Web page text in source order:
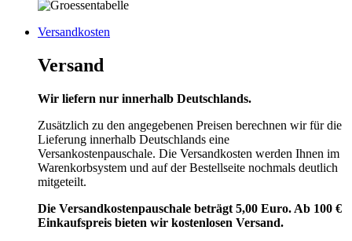
Versandkosten
Versand
Wir liefern nur innerhalb Deutschlands.
Zusätzlich zu den angegebenen Preisen berechnen wir für die
Lieferung innerhalb Deutschlands eine
Versankostenpauschale. Die Versandkosten werden Ihnen im
Warenkorbsystem und auf der Bestellseite nochmals deutlich
mitgeteilt.
Die Versandkostenpauschale beträgt 5,00 Euro. Ab 100 €
Einkaufspreis bieten wir kostenlosen Versand.